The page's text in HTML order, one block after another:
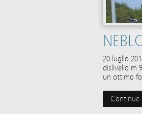
20 luglio
dislivello m
un ottimo